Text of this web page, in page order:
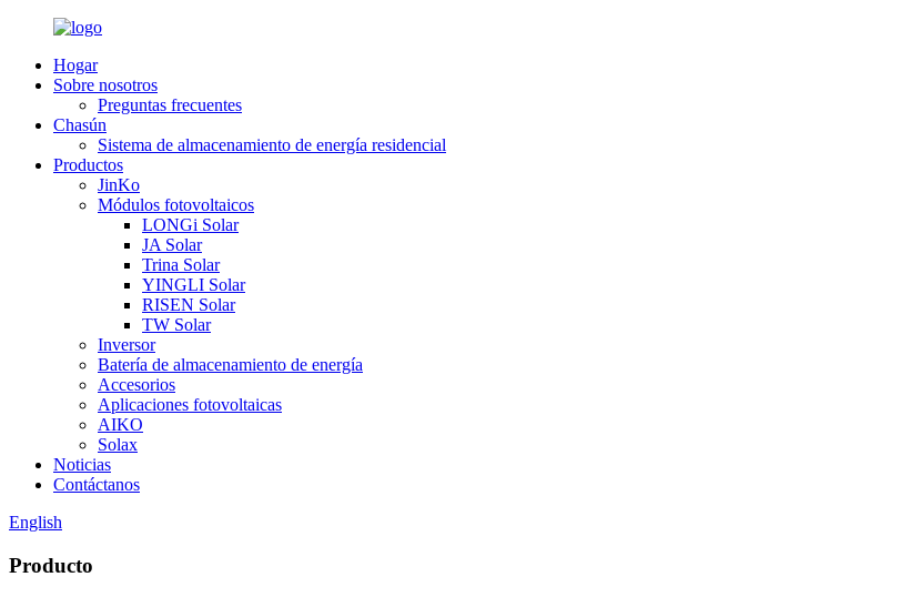
Hogar
Sobre nosotros
Preguntas frecuentes
Chasún
Sistema de almacenamiento de energía residencial
Productos
JinKo
Módulos fotovoltaicos
LONGi Solar
JA Solar
Trina Solar
YINGLI Solar
RISEN Solar
TW Solar
Inversor
Batería de almacenamiento de energía
Accesorios
Aplicaciones fotovoltaicas
AIKO
Solax
Noticias
Contáctanos
English
Producto